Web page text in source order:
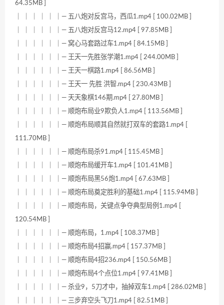
64.35MB ]
｜ ｜ ｜ ｜ ｜ ｜— 五八炮对反宫马，西瓜1.mp4 [ 100.02MB ]
｜ ｜ ｜ ｜ ｜ ｜— 五八炮对反宫马12.mp4 [ 97.85MB ]
｜ ｜ ｜ ｜ ｜ ｜— 窝心马套路过车1.mp4 [ 84.15MB ]
｜ ｜ ｜ ｜ ｜ ｜— 王天一先胜张学潮1.mp4 [ 244.00MB ]
｜ ｜ ｜ ｜ ｜ ｜— 王天一棋路1.mp4 [ 86.56MB ]
｜ ｜ ｜ ｜ ｜ ｜— 王天一 先胜 洪智.mp4 [ 230.43MB ]
｜ ｜ ｜ ｜ ｜ ｜— 天天象棋146期.mp4 [ 27.80MB ]
｜ ｜ ｜ ｜ ｜ ｜— 顺炮布局业9欺负人1.mp4 [ 113.56MB ]
｜ ｜ ｜ ｜ ｜ ｜— 顺炮布局顺其自然就打双车的套路1.mp4 [
111.70MB ]
｜ ｜ ｜ ｜ ｜ ｜— 顺炮布局杀91.mp4 [ 115.45MB ]
｜ ｜ ｜ ｜ ｜ ｜— 顺炮布局缓开车1.mp4 [ 101.41MB ]
｜ ｜ ｜ ｜ ｜ ｜— 顺炮布局黑56炮1.mp4 [ 67.63MB ]
｜ ｜ ｜ ｜ ｜ ｜— 顺炮布局奠定胜利的基础1.mp4 [ 115.94MB ]
｜ ｜ ｜ ｜ ｜ ｜— 顺炮布局，关键点争夺典型局例1.mp4 [
120.54MB ]
｜ ｜ ｜ ｜ ｜ ｜— 顺炮布局，1.mp4 [ 108.37MB ]
｜ ｜ ｜ ｜ ｜ ｜— 顺炮布局4招赢.mp4 [ 157.37MB ]
｜ ｜ ｜ ｜ ｜ ｜— 顺炮布局4招236.mp4 [ 150.56MB ]
｜ ｜ ｜ ｜ ｜ ｜— 顺炮布局4个点位1.mp4 [ 97.41MB ]
｜ ｜ ｜ ｜ ｜ ｜— 杀业9，5刀才中，抽掉双车1.mp4 [ 286.02MB ]
｜ ｜ ｜ ｜ ｜ ｜— 三步弃空头飞刀1.mp4 [ 82.51MB ]